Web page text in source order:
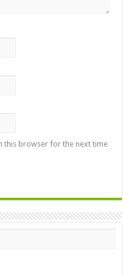
this browser for the next time